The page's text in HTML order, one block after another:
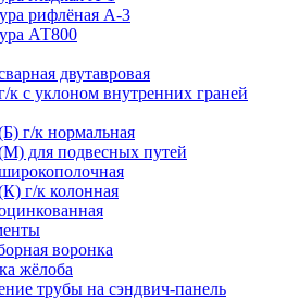
рифлёная А-3
АТ800
двутавровая
к с уклоном внутренних граней
г/к нормальная
для подвесных путей
г/к колонная
воронка
жёлоба
трубы на сэндвич-панель